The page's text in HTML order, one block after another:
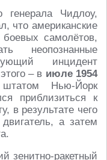
Чидлоу,
что американские
самолётов,
неопознанные
инцидент
– в июле 1954
Нью-Йорк
приблизиться к
в результате чего
а затем
зенитно-ракетный